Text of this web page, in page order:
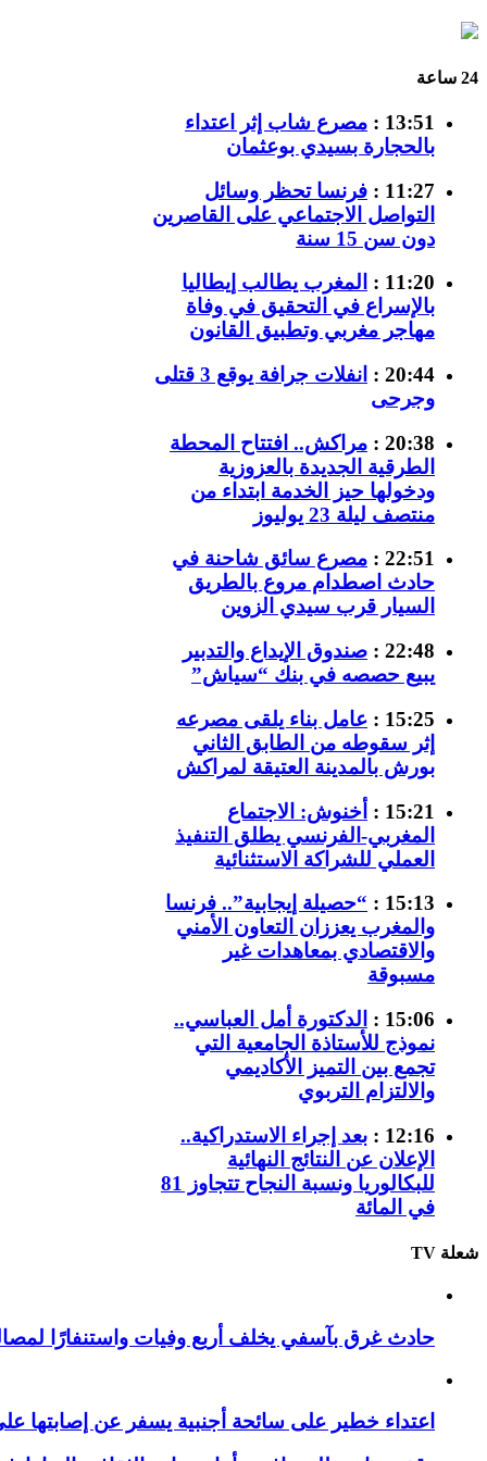
24 ساعة
13:51 :
مصرع شاب إثر اعتداء
بالحجارة بسيدي بوعثمان
11:27 :
فرنسا تحظر وسائل
التواصل الاجتماعي على القاصرين
دون سن 15 سنة
11:20 :
المغرب يطالب إيطاليا
بالإسراع في التحقيق في وفاة
مهاجر مغربي وتطبيق القانون
20:44 :
انفلات جرافة يوقع 3 قتلى
وجرحى
20:38 :
مراكش.. افتتاح المحطة
الطرقية الجديدة بالعزوزية
ودخولها حيز الخدمة ابتداء من
منتصف ليلة 23 يوليوز
22:51 :
مصرع سائق شاحنة في
حادث اصطدام مروع بالطريق
السيار قرب سيدي الزوين
22:48 :
صندوق الإيداع والتدبير
يبيع حصصه في بنك “سياش”
15:25 :
عامل بناء يلقى مصرعه
إثر سقوطه من الطابق الثاني
بورش بالمدينة العتيقة لمراكش
15:21 :
أخنوش: الاجتماع
المغربي-الفرنسي يطلق التنفيذ
العملي للشراكة الاستثنائية
15:13 :
“حصيلة إيجابية”.. فرنسا
والمغرب يعززان التعاون الأمني
والاقتصادي بمعاهدات غير
مسبوقة
15:06 :
الدكتورة أمل العباسي..
نموذج للأستاذة الجامعية التي
تجمع بين التميز الأكاديمي
والالتزام التربوي
12:16 :
بعد إجراء الاستدراكية..
الإعلان عن النتائج النهائية
للبكالوريا ونسبة النجاح تتجاوز 81
في المائة
شعلة TV
حادث غرق بآسفي يخلف أربع وفيات واستنفارًا لمصالح
اعتداء خطير على سائحة أجنبية يسفر عن إصابتها